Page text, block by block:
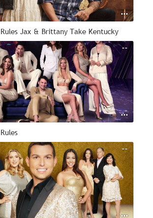
Jax & Brittany Take Kentucky
--
--